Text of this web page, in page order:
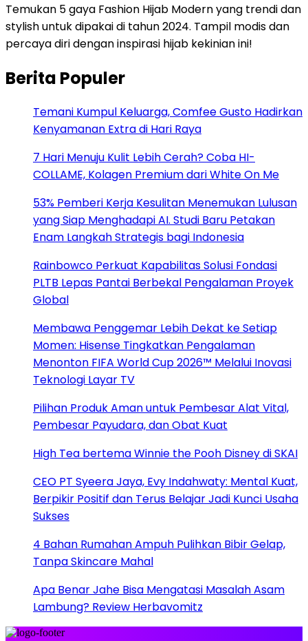
Temukan 5 gaya Fashion Hijab Modern yang trendi dan
stylish untuk dipakai di tahun 2024. Tampil modis dan
percaya diri dengan inspirasi hijab kekinian ini!
Berita Populer
Temani Kumpul Keluarga, Comfee Gusto Hadirkan
Kenyamanan Extra di Hari Raya
7 Hari Menuju Kulit Lebih Cerah? Coba HI-
COLLAME, Kolagen Premium dari White On Me
53% Pemberi Kerja Kesulitan Menemukan Lulusan
yang Siap Menghadapi AI. Studi Baru Petakan
Enam Langkah Strategis bagi Indonesia
Rainbowco Perkuat Kapabilitas Solusi Fondasi
PLTB Lepas Pantai Berbekal Pengalaman Proyek
Global
Membawa Penggemar Lebih Dekat ke Setiap
Momen: Hisense Tingkatkan Pengalaman
Menonton FIFA World Cup 2026™ Melalui Inovasi
Teknologi Layar TV
Pilihan Produk Aman untuk Pembesar Alat Vital,
Pembesar Payudara, dan Obat Kuat
High Tea bertema Winnie the Pooh Disney di SKAI
CEO PT Syeera Jaya, Evy Indahwaty: Mental Kuat,
Berpikir Positif dan Terus Belajar Jadi Kunci Usaha
Sukses
4 Bahan Rumahan Ampuh Pulihkan Bibir Gelap,
Tanpa Skincare Mahal
Apa Benar Jahe Bisa Mengatasi Masalah Asam
Lambung? Review Herbavomitz